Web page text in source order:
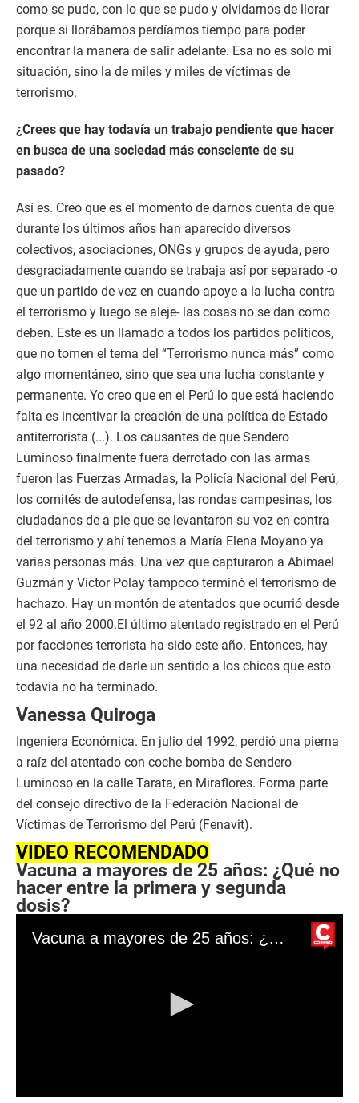
como se pudo, con lo que se pudo y olvidarnos de llorar
porque si llorábamos perdíamos tiempo para poder
encontrar la manera de salir adelante. Esa no es solo mi
situación, sino la de miles y miles de víctimas de
terrorismo.
¿Crees que hay todavía un trabajo pendiente que hacer
en busca de una sociedad más consciente de su
pasado?
Así es. Creo que es el momento de darnos cuenta de que
durante los últimos años han aparecido diversos
colectivos, asociaciones, ONGs y grupos de ayuda, pero
desgraciadamente cuando se trabaja así por separado -o
que un partido de vez en cuando apoye a la lucha contra
el terrorismo y luego se aleje- las cosas no se dan como
deben. Este es un llamado a todos los partidos políticos,
que no tomen el tema del “Terrorismo nunca más” como
algo momentáneo, sino que sea una lucha constante y
permanente. Yo creo que en el Perú lo que está haciendo
falta es incentivar la creación de una política de Estado
antiterrorista (...). Los causantes de que Sendero
Luminoso finalmente fuera derrotado con las armas
fueron las Fuerzas Armadas, la Policía Nacional del Perú,
los comités de autodefensa, las rondas campesinas, los
ciudadanos de a pie que se levantaron su voz en contra
del terrorismo y ahí tenemos a María Elena Moyano ya
varias personas más. Una vez que capturaron a Abimael
Guzmán y Víctor Polay tampoco terminó el terrorismo de
hachazo. Hay un montón de atentados que ocurrió desde
el 92 al año 2000.El último atentado registrado en el Perú
por facciones terrorista ha sido este año. Entonces, hay
una necesidad de darle un sentido a los chicos que esto
todavía no ha terminado.
Vanessa Quiroga
Ingeniera Económica. En julio del 1992, perdió una pierna
a raíz del atentado con coche bomba de Sendero
Luminoso en la calle Tarata, en Miraflores. Forma parte
del consejo directivo de la Federación Nacional de
Víctimas de Terrorismo del Perú (Fenavit).
VIDEO RECOMENDADO
Vacuna a mayores de 25 años: ¿Qué no
hacer entre la primera y segunda
dosis?
Vacuna a mayores de 25 años: ¿Qué no hacer entre la primera y segunda dosis?